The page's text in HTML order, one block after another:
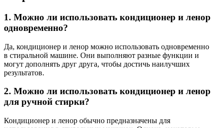
1. Можно ли использовать кондиционер и ленор
одновременно?
Да, кондиционер и ленор можно использовать одновременно
в стиральной машине. Они выполняют разные функции и
могут дополнять друг друга, чтобы достичь наилучших
результатов.
2. Можно ли использовать кондиционер и ленор
для ручной стирки?
Кондиционер и ленор обычно предназначены для